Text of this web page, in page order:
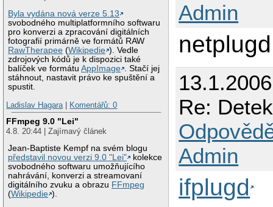
Byla vydána nová verze 5.13
svobodného multiplatformního softwaru
pro konverzi a zpracování digitálních
fotografií primárně ve formátů RAW
RawTherapee (Wikipedie ). Vedle
zdrojových kódů je k dispozici také
balíček ve formátuAppImage . Stačí jej
stáhnout, nastavit právo ke spuštění a
spustit.
Ladislav Hagara| Komentářů: 0
FFmpeg 9.0 "Lei"
4.8. 20:44 | Zajímavý článek
Jean-Baptiste Kempf na svém blogu
představil novou verzi 9.0 "Lei"
kolekce
svobodného softwaru umožňujícího
nahrávání, konverzi a streamovaní
digitálního zvuku a obrazu FFmpeg
(Wikipedie ).
Admin
netplugd
Re:
Admin
ifplugd